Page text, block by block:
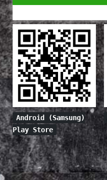
Android (Samsung)
Play Store